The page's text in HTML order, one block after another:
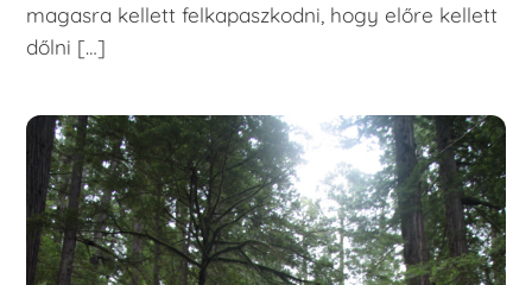
magasra kellett felkapaszkodni, hogy előre kellett
dőlni […]